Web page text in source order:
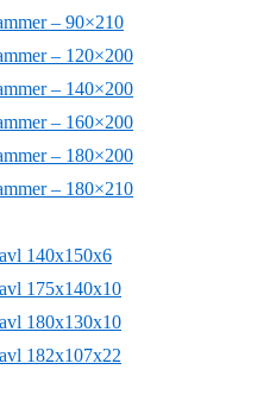
– 90×210
– 120×200
– 140×200
– 160×200
– 180×200
– 180×210
140x150x6
175x140x10
180x130x10
182x107x22